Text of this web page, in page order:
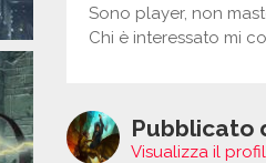
Sono player, non
Chi è interessato mi
Pubblicato
Visualizza il